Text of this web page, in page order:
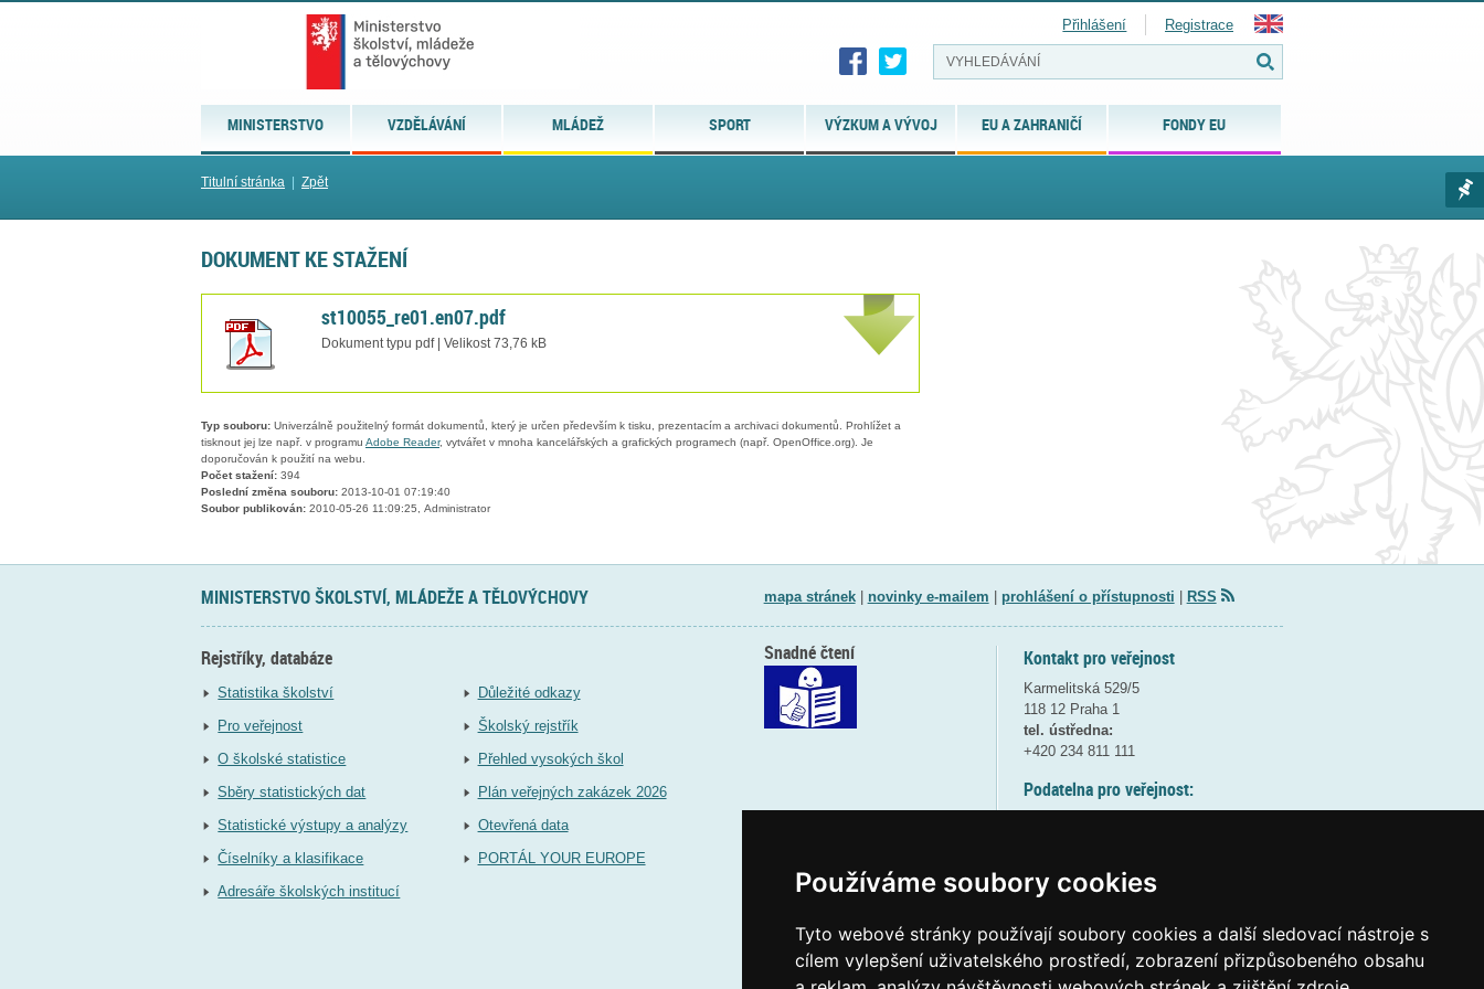
Používáme soubory cookies
Tyto webové stránky používají soubory cookies a další sledovací nástroje s
cílem vylepšení uživatelského prostředí, zobrazení přizpůsobeného obsahu
MINISTERSTVO VZDĚLÁVÁNÍ MLÁDEŽ SPORT VÝZKUM A VÝVOJ EU A ZAHRANIČÍ FONDY EU
Přihlášení Registrace
Titulní stránka Zpět
DOKUMENT KE STAŽENÍ
st10055_re01.en07.pdf
Dokument typu pdf | Velikost 73,76 kB
Typ souboru: Univerzálně použitelný formát dokumentů, který je určen především k tisku, prezentacím a archivaci dokumentů. Prohlížet a
tisknout jej lze např. v programu Adobe Reader, vytvářet v mnoha kancelářských a grafických programech (např. OpenOffice.org). Je
doporučován k použití na webu.
Počet stažení: 394
Poslední změna souboru: 2013-10-01 07:19:40
Soubor publikován: 2010-05-26 11:09:25, Administrator
MINISTERSTVO ŠKOLSTVÍ, MLÁDEŽE A TĚLOVÝCHOVY mapa stránek| novinky e-mailem prohlášení o přístupnosti RSS
Rejstříky, databáze
Statistika školství
Pro veřejnost
O školské statistice
Sběry statistických dat
Statistické výstupy a analýzy
Číselníky a klasifikace
Adresáře školských institucí
Důležité odkazy
Školský rejstřík
Přehled vysokých škol
Plán veřejných zakázek 2026
Otevřená data
PORTÁL YOUR EUROPE
Kontakt pro veřejnost
Karmelitská 529/5
118 12 Praha 1
tel. ústředna:
+420 234 811 111
Podatelna pro veřejnost:
(více informací
Elektronická podatelna:
Snadné čtení